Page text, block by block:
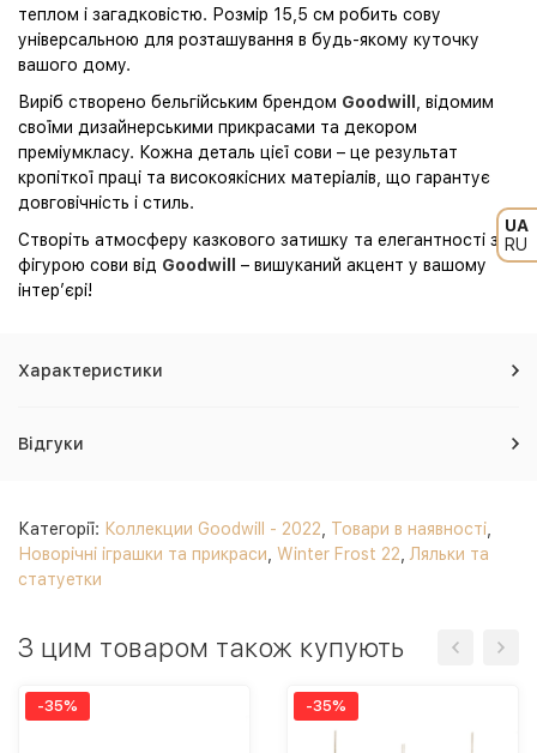
UA
RU
теплом і загадковістю. Розмір 15,5 см робить сову
універсальною для розташування в будь-якому куточку
вашого дому.
Виріб створено бельгійським брендом Goodwill
, відомим
своїми дизайнерськими прикрасами та декором
преміумкласу. Кожна деталь цієї сови – це результат
кропіткої праці та високоякісних матеріалів, що гарантує
довговічність і стиль.
Створіть атмосферу казкового затишку та елегантності з
фігурою сови від Goodwill
– вишуканий акцент у вашому
інтер’єрі!
Характеристики
Відгуки
Категорії: Коллекции Goodwill - 2022 Товари в наявності
Новорічні іграшки та прикраси Winter Frost 22 Ляльки та
статуетки
З цим товаром також купують
-35% -35%